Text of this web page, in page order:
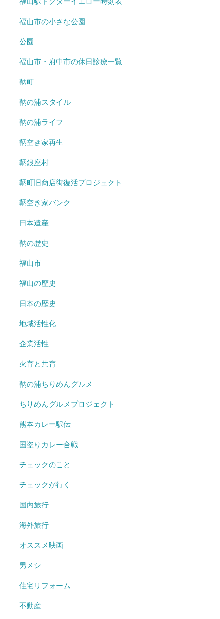
福山市の小さな公園
公園
福山市・府中市の休日診療一覧
鞆町
鞆の浦スタイル
鞆の浦ライフ
鞆空き家再生
鞆銀座村
鞆町旧商店街復活プロジェクト
鞆空き家バンク
日本遺産
鞆の歴史
福山市
福山の歴史
日本の歴史
地域活性化
企業活性
火育と共育
鞆の浦ちりめんグルメ
ちりめんグルメプロジェクト
熊本カレー駅伝
国盗りカレー合戦
チェックのこと
チェックが行く
国内旅行
海外旅行
オススメ映画
男メシ
住宅リフォーム
不動産